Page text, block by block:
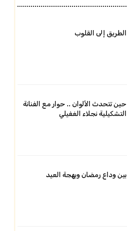
الطريق إلى القلوب
حين تتحدث الألوان .. حوار مع الفنانة
التشكيلية نجلاء الغفيلي
بين وداع رمضان وبهجة العيد